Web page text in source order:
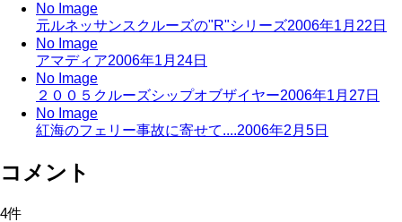
No Image
元ルネッサンスクルーズの"R"シリーズ2006年1月22日
No Image
アマディア2006年1月24日
No Image
２００５クルーズシップオブザイヤー2006年1月27日
No Image
紅海のフェリー事故に寄せて....2006年2月5日
コメント
4件